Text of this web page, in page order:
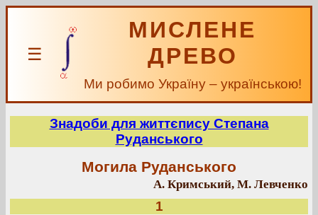
☰
МИСЛЕНЕ
ДРЕВО
Ми робимо Україну – українською!
Знадоби для життєпису Степана
Руданського
Могила Руданського
А. Кримський, М. Левченко
1